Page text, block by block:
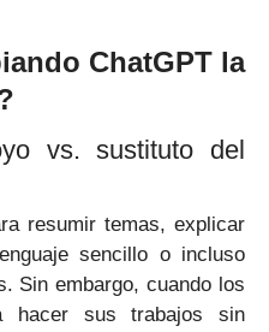
ChatGPT la
vs. sustituto del
resumir temas, explicar
sencillo o incluso
Sin embargo, cuando los
hacer sus trabajos sin